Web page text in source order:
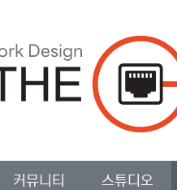
커뮤니티 스튜디오